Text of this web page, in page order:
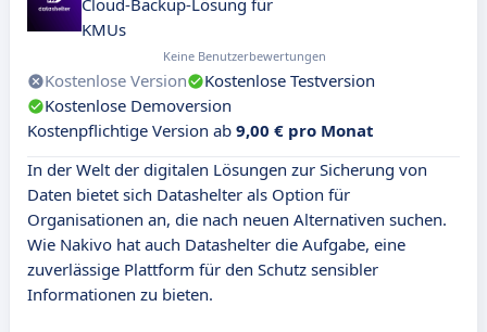
Cloud-Backup-Lösung für
KMUs
Keine Benutzerbewertungen
Kostenlose Version
Kostenlose Testversion
Kostenlose Demoversion
Kostenpflichtige Version ab 9,00 € pro Monat
In der Welt der digitalen Lösungen zur Sicherung von
Daten bietet sich Datashelter als Option für
Organisationen an, die nach neuen Alternativen suchen.
Wie Nakivo hat auch Datashelter die Aufgabe, eine
zuverlässige Plattform für den Schutz sensibler
Informationen zu bieten.